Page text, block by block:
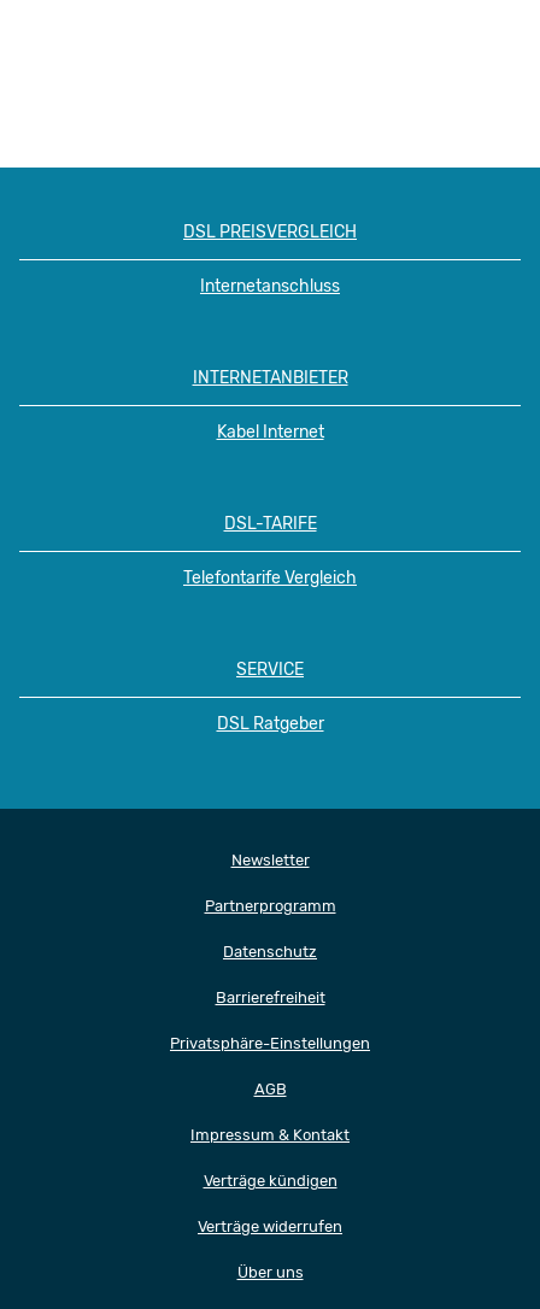
DSL PREISVERGLEICH
Internetanschluss
INTERNETANBIETER
Kabel Internet
DSL-TARIFE
Telefontarife Vergleich
SERVICE
DSL Ratgeber
Newsletter
Partnerprogramm
Datenschutz
Barrierefreiheit
Privatsphäre-Einstellungen
AGB
Impressum & Kontakt
Verträge kündigen
Verträge widerrufen
Über uns